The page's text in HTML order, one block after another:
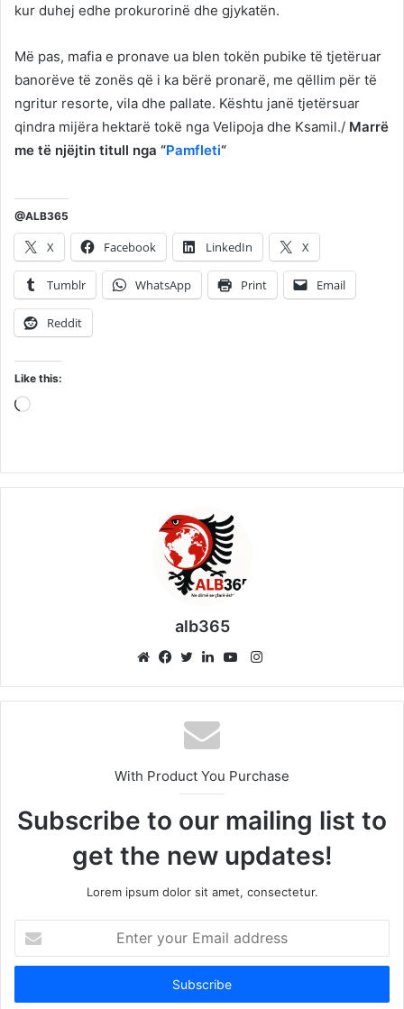
kur duhej edhe prokurorinë dhe gjykatën.
Më pas, mafia e pronave ua blen tokën pubike të tjetëruar
banorëve të zonës që i ka bërë pronarë, me qëllim për të
ngritur resorte, vila dhe pallate. Kështu janë tjetërsuar
qindra mijëra hektarë tokë nga Velipoja dhe Ksamil./ Marrë
me të njëjtin titull nga “Pamfleti“
@ALB365
X Facebook LinkedIn X
Tumblr WhatsApp Print Email
Reddit
Like this:
Loading…
alb365
Instagram
With Product You Purchase
Subscribe to our mailing list to
get the new updates!
Lorem ipsum dolor sit amet, consectetur.
your
Email